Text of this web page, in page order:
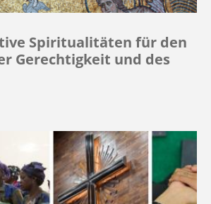
Spiritualitäten für den
Gerechtigkeit und des